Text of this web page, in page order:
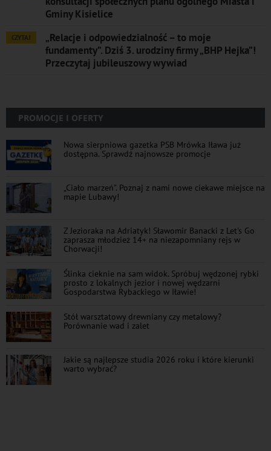
Gminy Kisielice
CZYTAJ
„Relacje i odpowiedzialność – to moje
fundamenty”. Dziś 3. urodziny firmy „BHP Hejka”!
Przeczytaj jubileuszowy wywiad
PROMOCJE I OFERTY
Nowa sierpniowa gazetka PSB Mrówka Iława już
dostępna. Sprawdź najnowsze promocje
„Ciało marzeń”. Poznaj z nami nowe ciekawe miejsce na
mapie Lubawy!
Z Jezioraka na Adriatyk! Sławomir Banacki z Let's Go
zaprasza młodzież 14+ na niezapomniany rejs w
Chorwacji!
Ślinka cieknie na sam widok. Spróbuj wędzonej rybki
prosto z lokalnych jezior i nowej wędzarni
Gospodarstwa Rybackiego w Iławie!
Stół warsztatowy drewniany czy metalowy?
Porównanie wad i zalet
Jakie są najlepsze studia 2026 roku i które kierunki
warto wybrać?